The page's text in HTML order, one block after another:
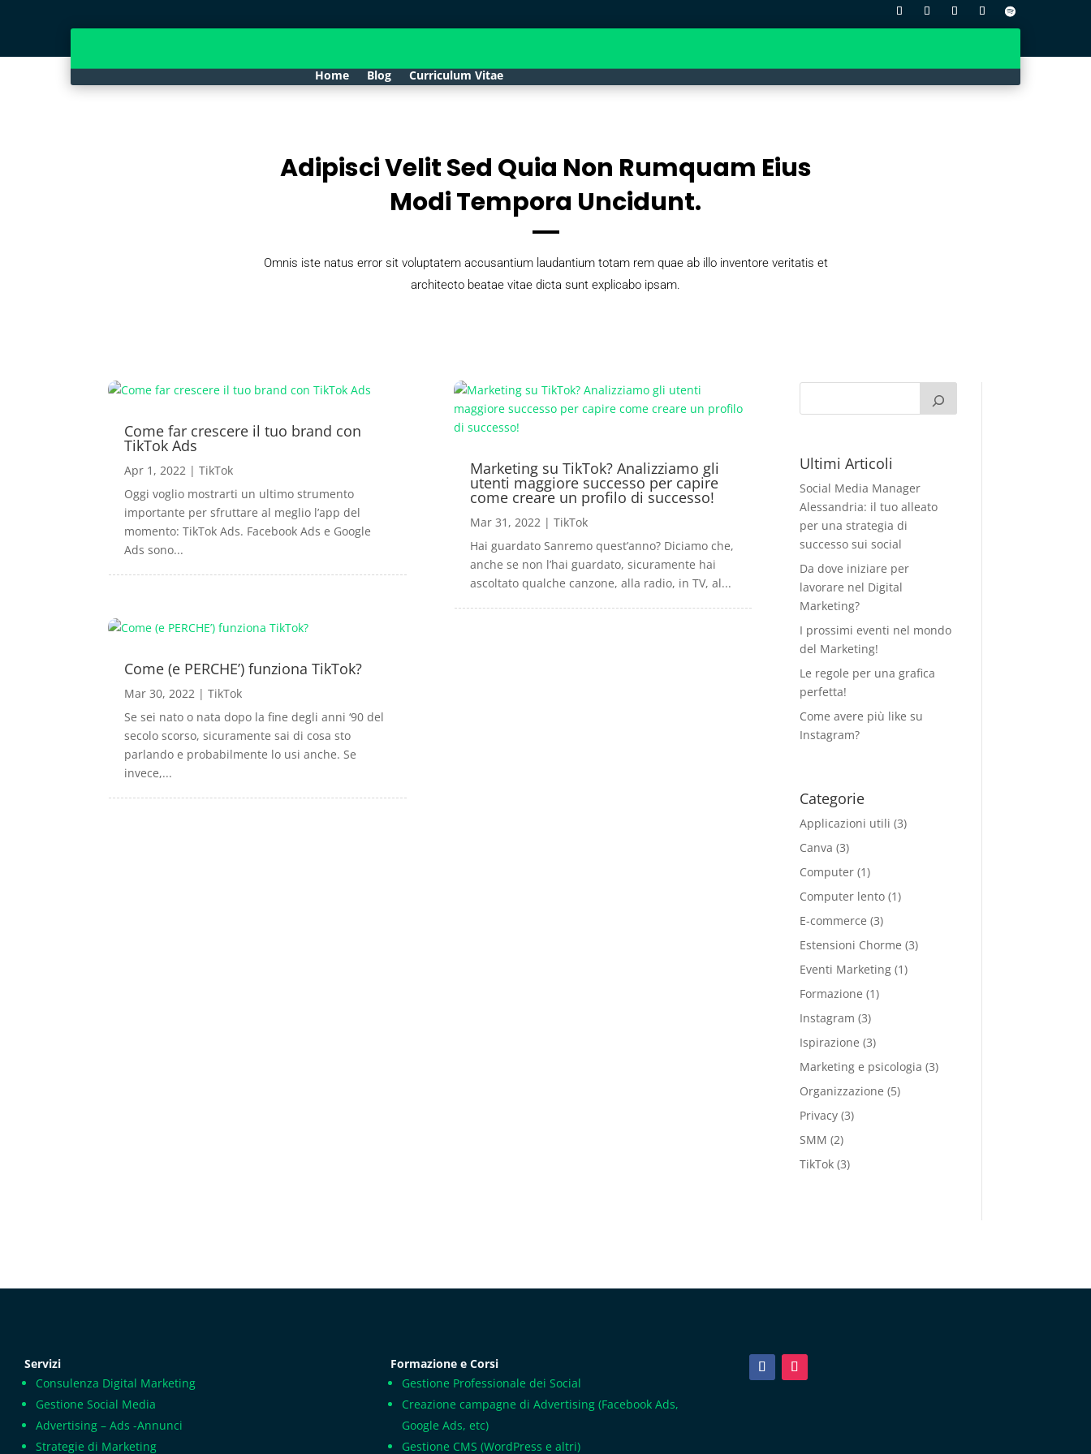
Home Blog Curriculum Vitae
Adipisci Velit Sed Quia Non Rumquam Eius
Modi Tempora Uncidunt.
Omnis iste natus error sit voluptatem accusantium laudantium totam rem quae ab illo inventore veritatis et
architecto beatae vitae dicta sunt explicabo ipsam.
Come far crescere il tuo brand con
TikTok Ads
Apr 1, 2022 |TikTok
Oggi voglio mostrarti un ultimo strumento
importante per sfruttare al meglio l’app del
momento: TikTok Ads. Facebook Ads e Google
Ads sono...
Come (e PERCHE’) funziona TikTok?
Mar 30, 2022 |TikTok
Se sei nato o nata dopo la fine degli anni ‘90 del
secolo scorso, sicuramente sai di cosa sto
parlando e probabilmente lo usi anche. Se
invece,...
Marketing su TikTok? Analizziamo gli
utenti maggiore successo per capire
come creare un profilo di successo!
Mar 31, 2022 | TikTok
Hai guardato Sanremo quest’anno? Diciamo che,
anche se non l’hai guardato, sicuramente hai
ascoltato qualche canzone, alla radio, in TV, al...
Ultimi Articoli
Social Media Manager
Alessandria: il tuo alleato
per una strategia di
successo sui social
Da dove iniziare per
lavorare nel Digital
Marketing?
I prossimi eventi nel mondo
del Marketing!
Le regole per una grafica
perfetta!
Come avere più like su
Instagram?
Categorie
Applicazioni utili (3)
Canva (3)
Computer (1)
Computer lento (1)
E-commerce (3)
Estensioni Chorme (3)
Eventi Marketing (1)
Formazione (1)
Instagram (3)
Ispirazione (3)
Marketing e psicologia (3)
Organizzazione (5)
Privacy (3)
SMM (2)
TikTok (3)
Servizi
Consulenza Digital Marketing
Gestione Social Media
Advertising – Ads -Annunci
Strategie di Marketing
Formazione e Corsi
Gestione Professionale dei Social
Creazione campagne di Advertising (Facebook Ads,
Google Ads, etc)
Gestione CMS (WordPress e altri)